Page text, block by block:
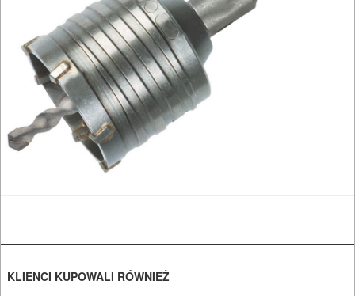
korony
sds-
plus
System
sds-
max
Wiertła
walcowe
KLIENCI KUPOWALI RÓWNIEŻ